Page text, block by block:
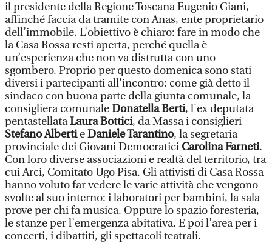
il presidente della Regione Toscana Eugenio Giani,
affinché faccia da tramite con Anas, ente proprietario
dell’immobile. L’obiettivo è chiaro: fare in modo che
la Casa Rossa resti aperta, perché quella è
un’esperienza che non va distrutta con uno
sgombero. Proprio per questo domenica sono stati
diversi i partecipanti all'incontro: come già detto il
sindaco con buona parte della giunta comunale, la
consigliera comunaleDonatella Berti, l'ex deputata
pentastellataLaura Bottici, da Massa i consiglieri
Stefano AlbertieDaniele Tarantino, la segretaria
provinciale dei Giovani Democratici Carolina Farneti.
Con loro diverse associazioni e realtà del territorio, tra
cui Arci, Comitato Ugo Pisa. Gli attivisti di Casa Rossa
hanno voluto far vedere le varie attività che vengono
svolte al suo interno: i laboratori per bambini, la sala
prove per chi fa musica. Oppure lo spazio foresteria,
le stanze per l’emergenza abitativa. E poi l’area per i
concerti, i dibattiti, gli spettacoli teatrali.